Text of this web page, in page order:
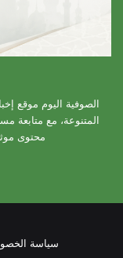
الصوفية اليوم موقع
المتنوعة، مع متابعة
محتوى
سياسة